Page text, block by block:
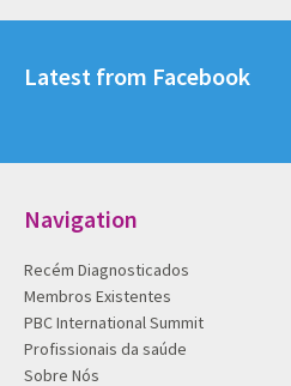
Latest from Facebook
Navigation
Recém Diagnosticados
Membros Existentes
PBC International Summit
Profissionais da saúde
Sobre Nós